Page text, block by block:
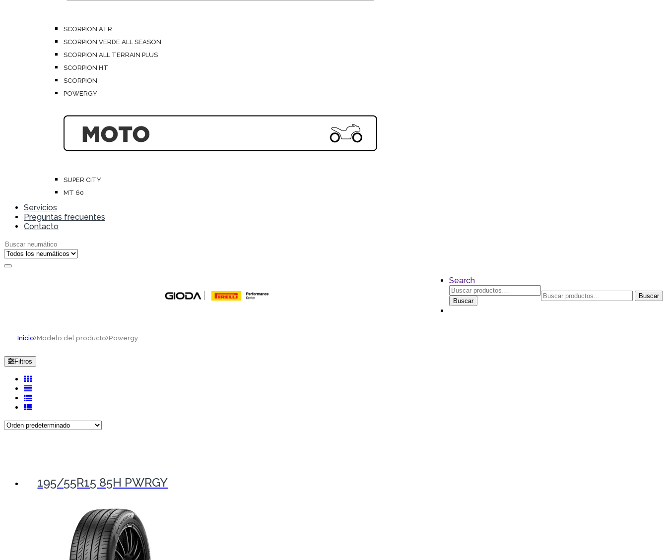
SCORPION ATR
SCORPION VERDE ALL SEASON
SCORPION ALL TERRAIN PLUS
SCORPION HT
SCORPION
POWERGY
SUPER CITY
MT 60
Servicios
Preguntas frecuentes
Contacto
Search for:
Search
Buscar
por:
Buscar
Buscar
por:
Buscar
Inicio Modelo del producto Powergy
Filtros
195/55R15 85H PWRGY